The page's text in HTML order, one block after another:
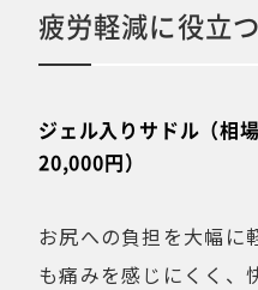
疲労軽減に役立
ジェル入りサドル（相
20,000円）
お尻への負担を大幅に
も痛みを感じにくく、